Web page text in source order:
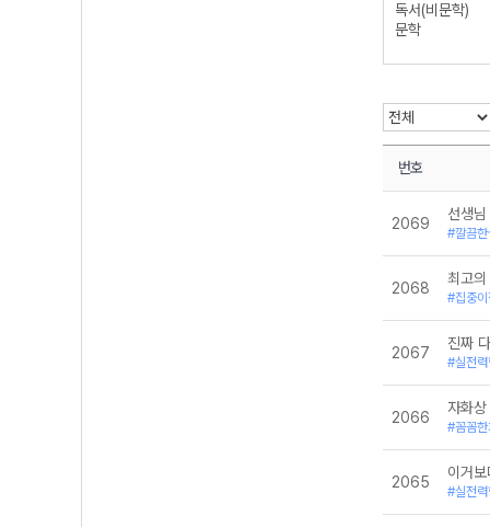
독서(비문학)
문학
언어와 매체
전범위
현대산문
현대운문
화법과 작문
번호
2069
선생
#깔끔
2068
최고
#집중
2067
진짜
#실전
2066
자화
#꼼꼼
2065
이거
#실전력